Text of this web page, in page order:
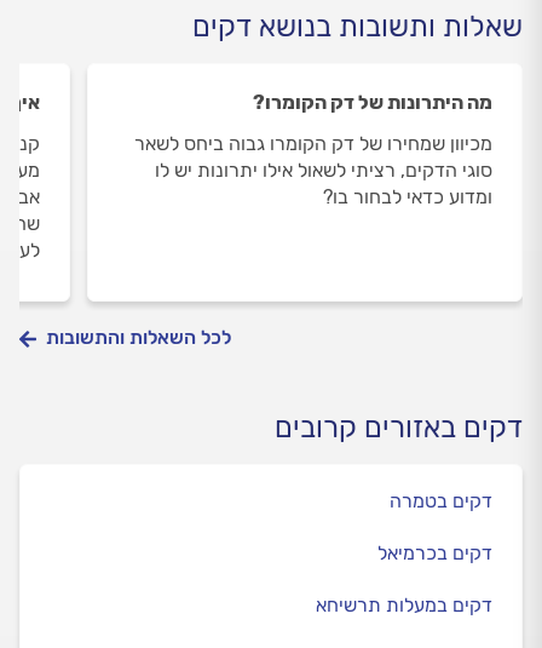
שאלות ותשובות בנושא דקים
מה היתרונות של דק הקומרו?
מכיוון שמחירו של דק הקומרו גבוה ביחס לשאר
סוגי הדקים, רציתי לשאול אילו יתרונות יש לו
ומדוע כדאי לבחור בו?
איך
אבל
לכל השאלות והתשובות
דקים באזורים קרובים
דקים בטמרה
דקים בכרמיאל
דקים במעלות תרשיחא